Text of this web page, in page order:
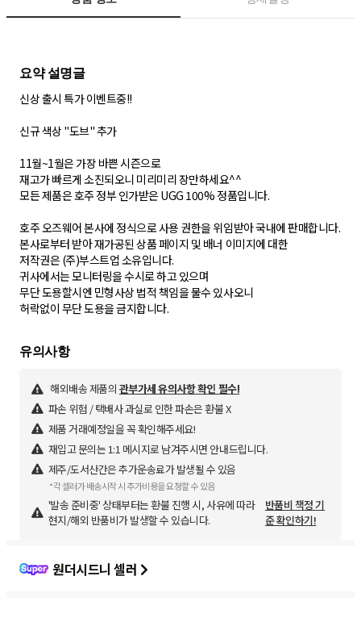
요약 설명글
신상 출시 특가 이벤트중!!
신규 색상 "도브" 추가
11월~1월은 가장 바쁜 시즌으로
재고가 빠르게 소진되오니 미리미리 장만하세요^^
모든 제품은 호주 정부 인가받은 UGG 100% 정품입니다.
호주 오즈웨어 본사에 정식으로 사용 권한을 위임받아 국내에 판매합니다.
본사로부터 받아 재가공된 상품 페이지 및 배너 이미지에 대한
저작권은 (주)부스트업 소유입니다.
귀사에서는 모니터링을 수시로 하고 있으며
무단 도용할시엔 민형사상 법적 책임을 물수 있사오니
허락없이 무단 도용을 금지합니다.
유의사항
해외배송 제품의 관부가세 유의사항 확인 필수!
파손 위험 / 택배사 과실로 인한 파손은 환불 X
제품 거래예정일을 꼭 확인해주세요!
재입고 문의는 1:1 메시지로 남겨주시면 안내드립니다.
제주/도서산간은 추가운송료가 발생될 수 있음
*각 셀러가 배송시작 시 추가비용을 요청할 수 있음
'발송 준비중' 상태부터는 환불 진행 시, 사유에 따라
현지/해외 반품비가 발생할 수 있습니다.
반품비 책정 기
준 확인하기!
원더시드니 셀러